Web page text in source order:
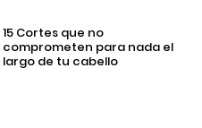
15 Cortes que no
comprometen para nada el
largo de tu cabello